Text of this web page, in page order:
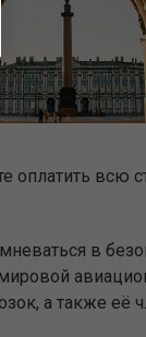
всю
в
а также её